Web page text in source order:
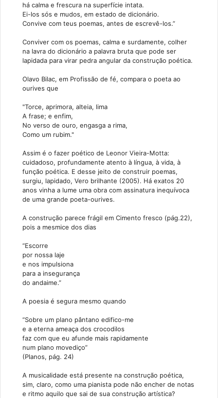
há calma e frescura na superfície intata.
Ei-los sós e mudos, em estado de dicionário.
Convive com teus poemas, antes de escrevê-los.”
Conviver com os poemas, calma e surdamente, colher
na lavra do dicionário a palavra bruta que pode ser
lapidada para virar pedra angular da construção poética.
Olavo Bilac, em Profissão de fé, compara o poeta ao
ourives que
"Torce, aprimora, alteia, lima
A frase; e enfim,
No verso de ouro, engasga a rima,
Como um rubim."
Assim é o fazer poético de Leonor Vieira-Motta:
cuidadoso, profundamente atento à língua, à vida, à
função poética. E desse jeito de construir poemas,
surgiu, lapidado, Vero brilhante (2005). Há exatos 20
anos vinha a lume uma obra com assinatura inequívoca
de uma grande poeta-ourives.
A construção parece frágil em Cimento fresco (pág.22),
pois a mesmice dos dias
“Escorre
por nossa laje
e nos impulsiona
para a insegurança
do andaime.”
A poesia é segura mesmo quando
“Sobre um plano pântano edifico-me
e a eterna ameaça dos crocodilos
faz com que eu afunde mais rapidamente
num plano movediço”
(Planos, pág. 24)
A musicalidade está presente na construção poética,
sim, claro, como uma pianista pode não encher de notas
e ritmo aquilo que sai de sua construção artística?